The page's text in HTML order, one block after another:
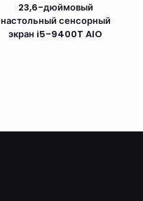
23,6-дюймовый
настольный сенсорный
экран i5-9400T AIO